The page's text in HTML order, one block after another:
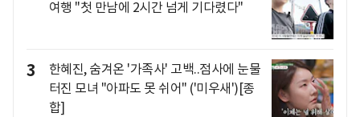
여행 "첫 만남에 2시간 넘게 기다렸다"
3
한혜진, 숨겨온 '가족사' 고백..점사에 눈물
터진 모녀 "아파도 못 쉬어" ('미우새')[종
합]